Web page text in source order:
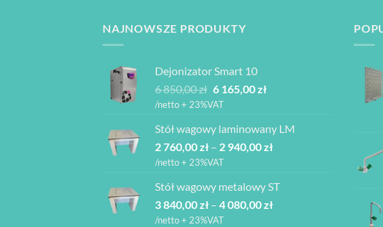
NAJNOWSZE PRODUKTY
Dejonizator Smart 10
6 850,00zł Pierwotna
cena
6
850,00 zł.
6 165,00złAktualna
6
165,00 zł.
/netto + 23%VAT
Stół wagowy laminowany LM
2 760,00zł – 2 940,00złZakres
2
760,00 zł
/netto + 23%VAT
Stół wagowy metalowy ST
3 840,00zł – 4 080,00złZakres
/netto + 23%VAT